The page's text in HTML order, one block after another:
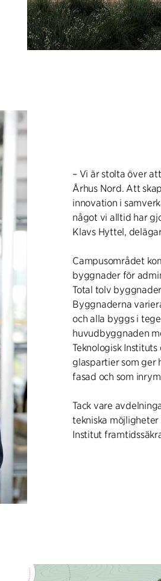
– Vi är stolta över
Århus Nord. Att
innovation i
något vi alltid har
Klavs Hyttel,
Campusområdet
byggnader för
Total tolv
Byggnaderna
och alla byggs i
huvudbyggnaden
Teknologisk
glaspartier som ger
fasad och som
Tack vare
tekniska möjligheter
Institut